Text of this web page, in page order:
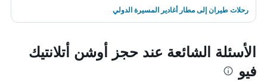
رحلات طيران إلى مطار أغادير المسيرة الدولي
الأسئلة الشائعة عند حجز أوشن أتلانتيك
فيو